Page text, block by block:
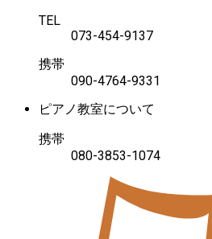
TEL
073-454-9137
携帯
090-4764-9331
ピアノ教室について
携帯
080-3853-1074